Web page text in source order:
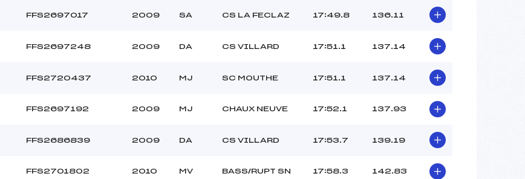
FFS2697017 2009 SA CS LA FECLAZ 17:49.8 136.11
FFS2697248 2009 DA CS VILLARD 17:51.1 137.14
FFS2720437 2010 MJ SC MOUTHE 17:51.1 137.14
FFS2697192 2009 MJ CHAUX NEUVE 17:52.1 137.93
FFS2686839 2009 DA CS VILLARD 17:53.7 139.19
FFS2701802 2010 MV BASS/RUPT SN 17:58.3 142.83